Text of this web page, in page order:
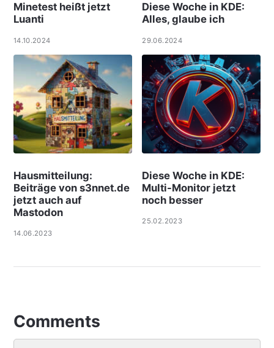
Minetest heißt jetzt
Luanti
14.10.2024
Diese Woche in KDE:
Alles, glaube ich
29.06.2024
Hausmitteilung:
Beiträge von s3nnet.de
jetzt auch auf
Mastodon
14.06.2023
Diese Woche in KDE:
Multi-Monitor jetzt
noch besser
25.02.2023
Comments